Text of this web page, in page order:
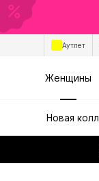
Аутлет
Женщины
Новая